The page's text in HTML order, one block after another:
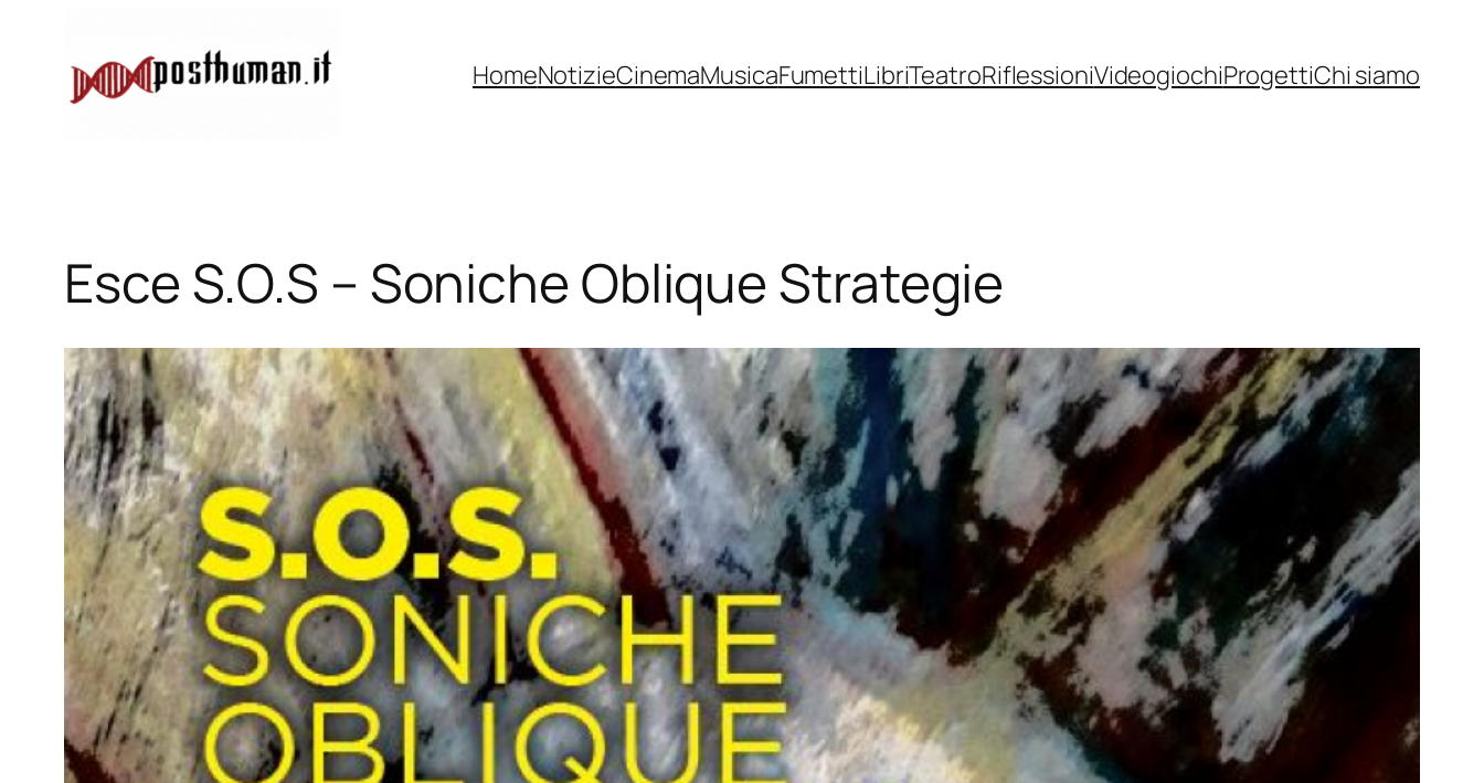
contenuto
HomeNotizieCinemaMusicaFumettiLibriTeatroRiflessioniVideogiochiProgettiChi siamo
Esce S.O.S – Soniche Oblique Strategie